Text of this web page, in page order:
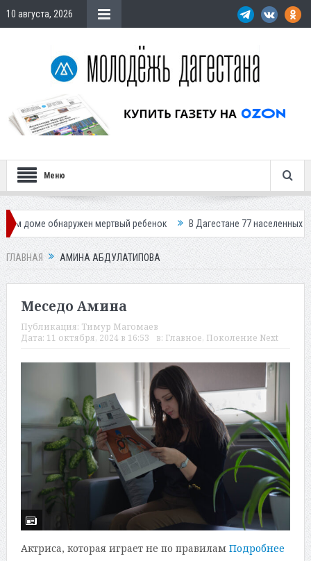
10 августа, 2026
Меню
обнаружен мертвый ребенок В Дагестане 77 населенных пунктов
ГЛАВНАЯ АМИНА АБДУЛАТИПОВА
Меседо Амина
Публикация: Тимур Магомаев
Дата: 11 октября, 2024 в 16:53 в: Главное, Поколение Next
Актриса, которая играет не по правилам Подробнее